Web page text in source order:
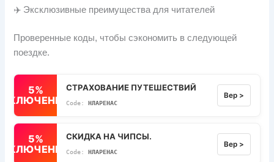
✈️ Эксклюзивные преимущества для читателей
Проверенные коды, чтобы сэкономить в следующей
поездке.
5%
СТРАХОВАНИЕ ПУТЕШЕСТВИЙ
НЛАРЕНАС
Вер >
5%
СКИДКА НА ЧИПСЫ.
НЛАРЕНАС
Вер >